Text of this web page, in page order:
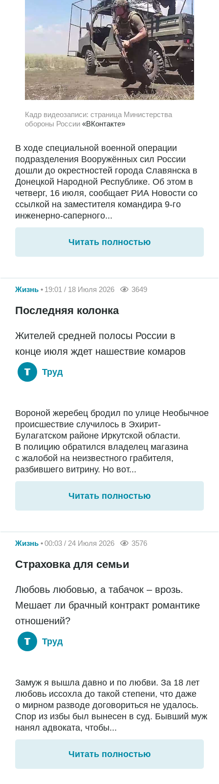
Кадр видеозаписи: страница Министерства
обороны России «ВКонтакте»
В ходе специальной военной операции
подразделения Вооружённых сил России
дошли до окрестностей города Славянска в
Донецкой Народной Республике. Об этом в
четверг, 16 июля, сообщает РИА Новости со
ссылкой на заместителя командира 9-го
инженерно-саперного...
Читать полностью
Жизнь 19:01 / 18 Июля 2026 3649
Последняя колонка
Жителей средней полосы России в
конце июля ждет нашествие комаров
Труд
Вороной жеребец бродил по улице Необычное
происшествие случилось в Эхирит-
Булагатском районе Иркутской области.
В полицию обратился владелец магазина
с жалобой на неизвестного грабителя,
разбившего витрину. Но вот...
Читать полностью
Жизнь 00:03 / 24 Июля 2026 3576
Страховка для семьи
Любовь любовью, а табачок – врозь.
Мешает ли брачный контракт романтике
отношений?
Труд
Замуж я вышла давно и по любви. За 18 лет
любовь иссохла до такой степени, что даже
о мирном разводе договориться не удалось.
Спор из избы был вынесен в суд. Бывший муж
нанял адвоката, чтобы...
Читать полностью